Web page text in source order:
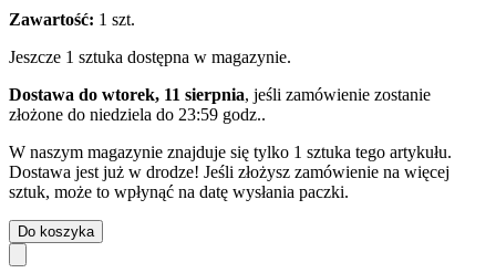
Zawartość: 1 szt.
Jeszcze 1 sztuka dostępna w magazynie.
Dostawa do wtorek, 11 sierpnia, jeśli zamówienie zostanie
złożone do niedziela do 23:59 godz..
W naszym magazynie znajduje się tylko 1 sztuka tego artykułu.
Dostawa jest już w drodze! Jeśli złożysz zamówienie na więcej
sztuk, może to wpłynąć na datę wysłania paczki.
Do koszyka